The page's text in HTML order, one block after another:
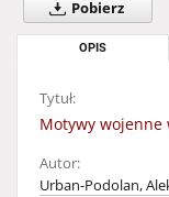
Pobierz
OPIS
Tytuł:
Motywy wojenne
Autor:
Urban-Podolan,